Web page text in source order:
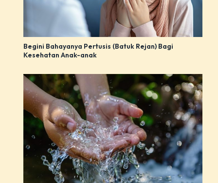
Begini Bahayanya Pertusis (Batuk Rejan) Bagi
Kesehatan Anak-anak